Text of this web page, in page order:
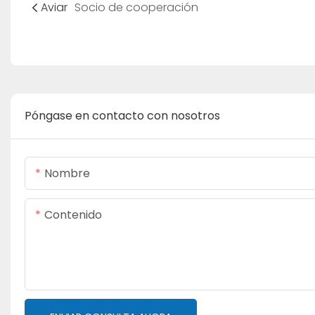
Aviar Socio de cooperación
Póngase en contacto con nosotros
Nombre
Contenido